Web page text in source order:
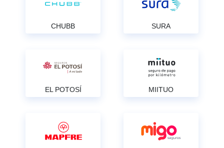
CHUBB SURA
EL POTOSÍ MIITUO